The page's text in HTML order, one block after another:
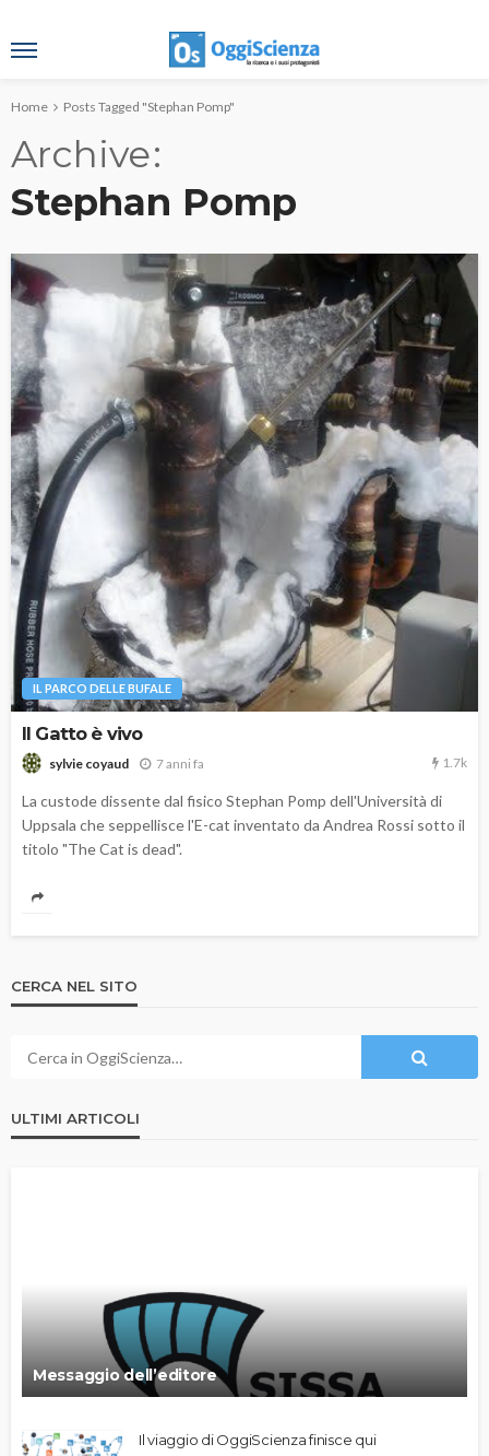
Home Posts Tagged "Stephan Pomp"
Archive
Stephan Pomp
IL PARCO DELLE BUFALE
Il Gatto è vivo
sylvie coyaud 7 anni fa 1.7k
La custode dissente dal fisico Stephan Pomp dell'Università di
Uppsala che seppellisce l'E-cat inventato da Andrea Rossi sotto il
titolo "The Cat is dead".
CERCA NEL SITO
ULTIMI ARTICOLI
Messaggio dell’editore
Il viaggio di OggiScienza finisce qui